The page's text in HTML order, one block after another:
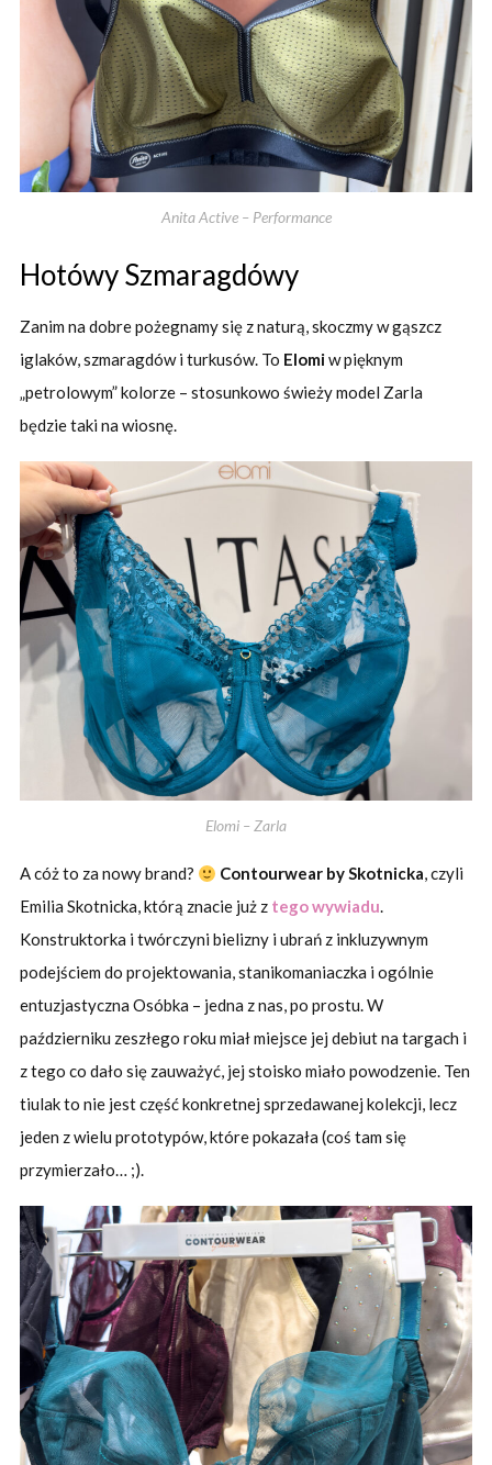
Anita Active – Performance
Hotówy Szmaragdówy
Zanim na dobre pożegnamy się z naturą, skoczmy w gąszcz
iglaków, szmaragdów i turkusów. To Elomiw pięknym
„petrolowym” kolorze – stosunkowo świeży model Zarla
będzie taki na wiosnę.
Elomi – Zarla
A cóż to za nowy brand? Contourwear by Skotnicka, czyli
Emilia Skotnicka, którą znacie już z tego wywiadu.
Konstruktorka i twórczyni bielizny i ubrań z inkluzywnym
podejściem do projektowania, stanikomaniaczka i ogólnie
entuzjastyczna Osóbka – jedna z nas, po prostu. W
październiku zeszłego roku miał miejsce jej debiut na targach i
z tego co dało się zauważyć, jej stoisko miało powodzenie. Ten
tiulak to nie jest część konkretnej sprzedawanej kolekcji, lecz
jeden z wielu prototypów, które pokazała (coś tam się
przymierzało… ;).